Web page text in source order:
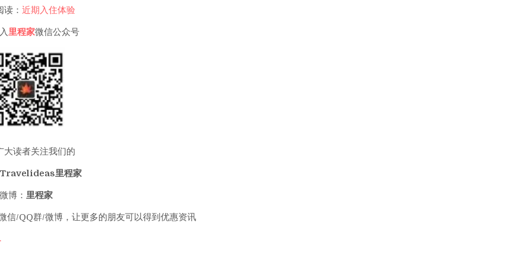
： 近期入住体验
里程家微信公众号
大读者关注我们的
Travelideas里程家
微博： 里程家
信/QQ群/微博，让更多的朋友可以得到优惠资讯